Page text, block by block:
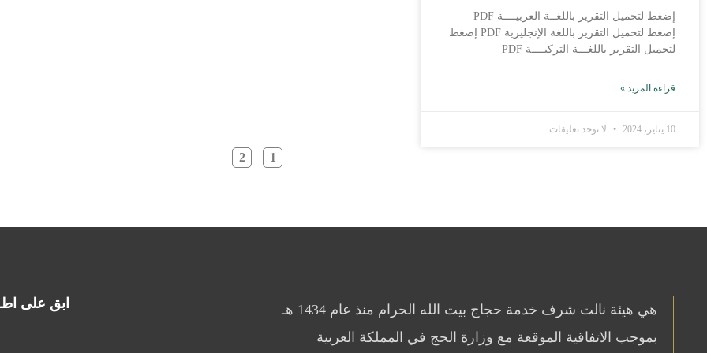
إضغط لتحميل التقرير باللغــة العربيــــة PDF
إضغط لتحميل التقرير باللغة الإنجليزية PDF إضغط
لتحميل التقرير باللغـــة التركيــــة PDF
قراءة المزيد »
10 يناير، 2024 لا توجد تعليقات
1
2
هي هيئة نالت شرف خدمة حجاج بيت الله الحرام منذ عام 1434 هـ
بموجب الاتفاقية الموقعة مع وزارة الحج في المملكة العربية
ابق على